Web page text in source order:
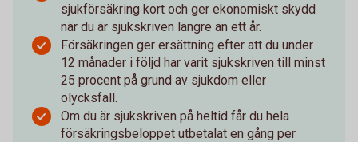
sjukförsäkring kort och ger ekonomiskt skydd
när du är sjukskriven längre än ett år.
Försäkringen ger ersättning efter att du under
12 månader i följd har varit sjukskriven till minst
25 procent på grund av sjukdom eller
olycksfall.
Om du är sjukskriven på heltid får du hela
försäkringsbeloppet utbetalat en gång per